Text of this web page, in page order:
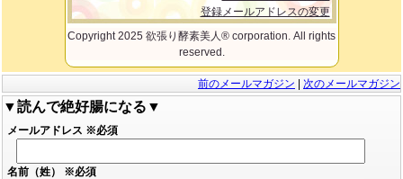
登録メールアドレスの変更
Copyright 2025 欲張り酵素美人® corporation. All rights
reserved.
前のメールマガジン | 次のメールマガジン
▼読んで絶好腸になる▼
メールアドレス ※必須
名前（姓） ※必須